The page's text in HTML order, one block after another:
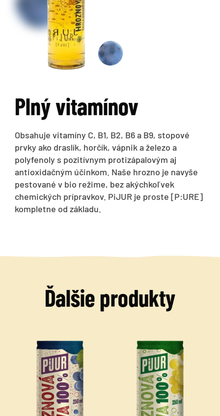
Plný vitamínov
Obsahuje vitamíny C, B1, B2, B6 a B9, stopové
prvky ako draslík, horčík, vápnik a železo a
polyfenoly s pozitívnym protizápalovým aj
antioxidačným účinkom. Naše hrozno je navyše
pestované v bio režime, bez akýchkoľvek
chemických prípravkov. PiJUR je proste [P:URE]
kompletne od základu.
Ďalšie produkty